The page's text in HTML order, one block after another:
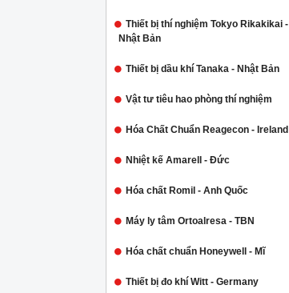
Thiết bị thí nghiệm Tokyo Rikakikai -
Nhật Bản
Thiết bị dầu khí Tanaka - Nhật Bản
Vật tư tiêu hao phòng thí nghiệm
Hóa Chất Chuẩn Reagecon - Ireland
Nhiệt kế Amarell - Đức
Hóa chất Romil - Anh Quốc
Máy ly tâm Ortoalresa - TBN
Hóa chất chuẩn Honeywell - Mĩ
Thiết bị đo khí Witt - Germany